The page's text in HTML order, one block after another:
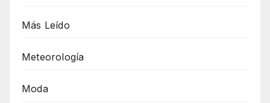
Más Leído
Meteorología
Moda